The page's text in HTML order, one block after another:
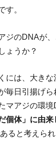
す。
ジのDNAが、
ょうか？
には、大き
毎日引揚げら
マアジの環
個体」に由
ると考えられ